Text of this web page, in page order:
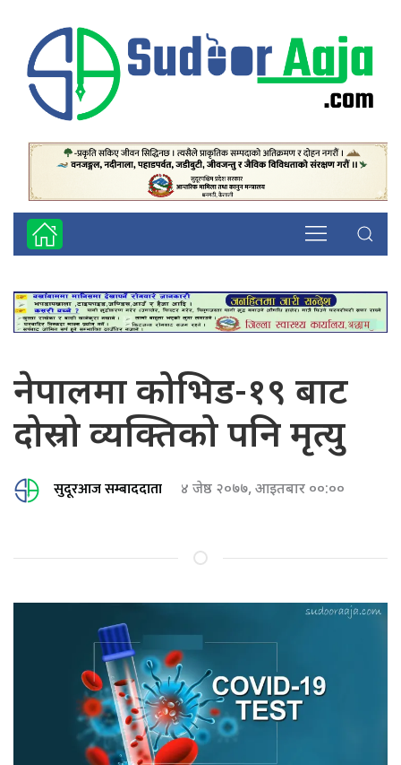
नेपालमा कोभिड-१९ बाट
दोस्रो व्यक्तिको पनि मृत्यु
सुदूरआज सम्बाददाता ४ जेष्ठ २०७७, आइतबार ००:००